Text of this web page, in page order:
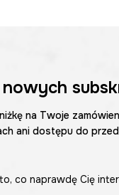
na Twoje
ani dostępu do
co naprawdę Cię